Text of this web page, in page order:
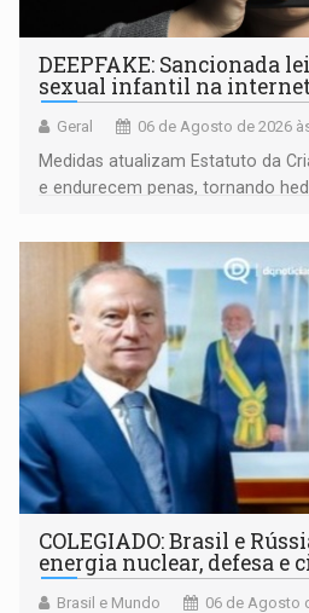
DEEPFAKE: Sancionada
sexual infantil na
Geral 06 de Agosto de 2026
Medidas atualizam Estatuto da
e endurecem penas, tornando
COLEGIADO: Brasil e
energia nuclear, defesa e
Brasil e Mundo 06 de Agosto